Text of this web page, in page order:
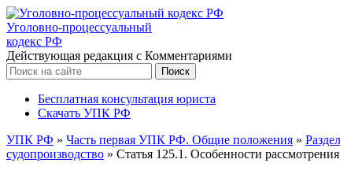
Уголовно-процессуальный
кодекс РФ
Действующая редакция с Комментариями
Бесплатная консультация юриста
Скачать УПК РФ
УПК РФ » Часть первая УПК РФ. Общие положения »
судопроизводство » Статья 125.1. Особенности